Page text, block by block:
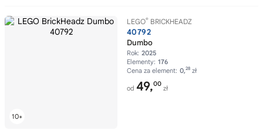
LEGO® BRICKHEADZ
40792
Dumbo
Rok: 2025
Elementy: 176
Cena za element: 0,28 zł
od 49,00
zł